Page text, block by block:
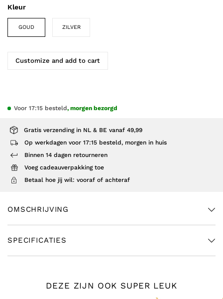
Kleur
GOUD ZILVER
Gratis verzending in NL & BE vanaf 49,99
Op werkdagen voor 17:15 besteld, morgen in huis
Binnen 14 dagen retourneren
Voeg cadeauverpakking toe
Betaal hoe jij wil: vooraf of achteraf
Customize and add to cart
Voor 17:15 besteld, morgen bezorgd
OMSCHRIJVING
SPECIFICATIES
DEZE ZIJN OOK SUPER LEUK